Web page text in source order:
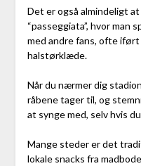
Det er også almindeligt
“passeggiata”, hvor man
med andre fans, ofte
halstørklæde.
Når du nærmer dig
råbene tager til, og
at synge med, selv hvis
Mange steder er det
lokale snacks fra